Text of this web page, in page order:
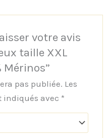
votre avis
taille XXL
Mérinos”
pas publiée. Les
indiqués avec *